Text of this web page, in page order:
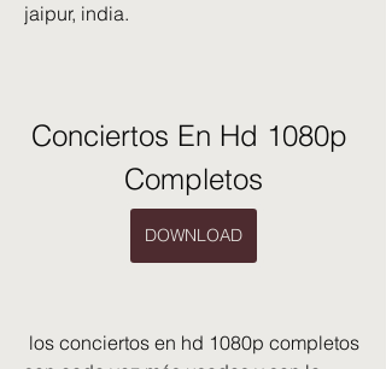
jaipur, india.
Conciertos En Hd 1080p
Completos
DOWNLOAD